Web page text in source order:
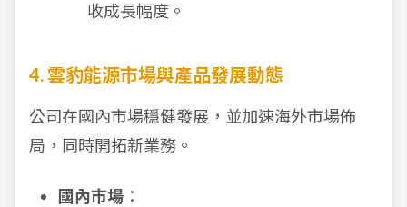
收成長幅度。
4. 雲豹能源市場與產品發展動態
公司在國內市場穩健發展，並加速海外市場佈
局，同時開拓新業務。
國內市場 ：